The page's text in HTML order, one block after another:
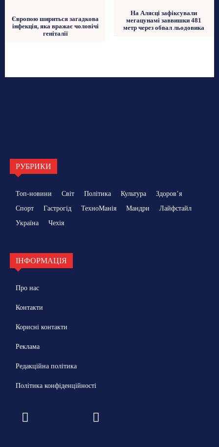
Європою шириться загадкова
інфекція, яка вражає чоловічі
геніталії
На Алясці зафіксували
мегацунамі заввишки 481
метр через обвал льодовика
РУБРИКИ
Топ-новини Світ Політика Культура
Здоровʼя
Спорт
Гастрогід ТехноМанія Мандри
Лайфстайл
Україна
Чехія
ІНФОРМАЦІЯ
Про нас
Контакти
Корисні контакти
Реклама
Редакційна політика
Політика конфіденційності